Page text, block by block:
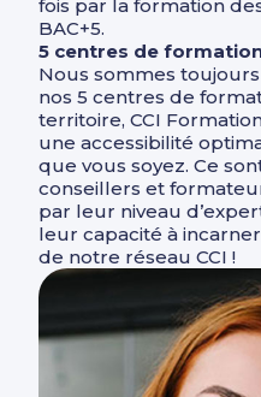
fois par la formation
BAC+5.
5 centres de
Nous sommes
nos 5 centres de
territoire, CCI
une accessibilité
que vous soyez. Ce
conseillers et
par leur niveau
leur capacité à
de notre réseau CCI !